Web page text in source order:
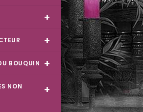
BOUQUIN
NON